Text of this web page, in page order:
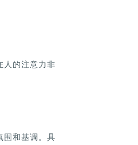
人的注意力非
围和基调。具